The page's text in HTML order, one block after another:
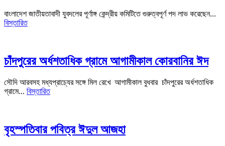
বাংলাদেশ জাতীয়তাবাদী যুবদলের পূর্ণাঙ্গ কেন্দ্রীয় কমিটিতে গুরুত্বপূর্ণ পদ লাভ করেছেন...
বিস্তারিত
চাঁদপুরের অর্ধশতাধিক গ্রামে আগামীকাল কোরবানির ঈদ
সৌদি আরবসহ মধ্যপ্রাচ্যের সঙ্গে মিল রেখে আগামীকাল বুধবার চাঁদপুরের অর্ধশতাধিক
গ্রামে... বিস্তারিত
বৃহস্পতিবার পবিত্র ঈদুল আজহা